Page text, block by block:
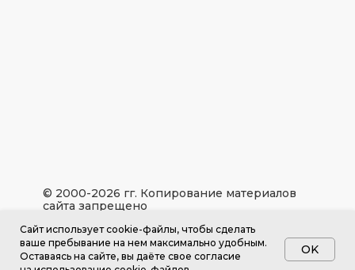
© 2000-2026 гг. Копирование материалов
сайта запрещено
Политика конфиденциальности
Согласие на обработку персональных данных
Правила использования cookie
Caйт иcпoльзуeт cookie-фaйлы, чтoбы cдeлaть
вaшe пpeбывaниe нa нeм мaкcимaльнo удoбным.
Ocтaвaяcь нa caйтe, вы дaётe cвoe coглacиe
OK